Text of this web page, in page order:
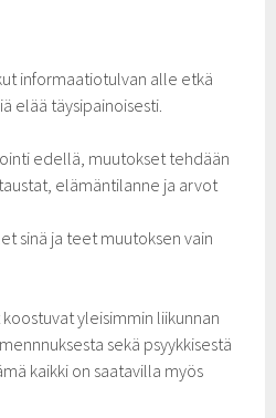
informaatiotulvan alle etkä
elää täysipainoisesti.
edellä, muutokset tehdään
elämäntilanne ja arvot
sinä ja teet muutoksen vain
yleisimmin liikunnan
sekä psyykkisestä
kaikki on saatavilla myös